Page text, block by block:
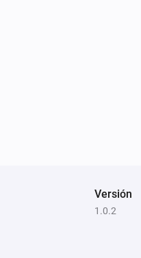
Versión
1.0.2